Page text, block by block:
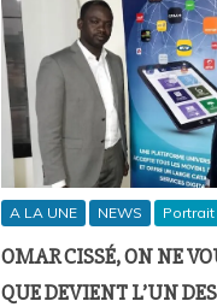
A LA UNE NEWS Portrait
OMAR CISSÉ, ON NE
QUE DEVIENT L’UN